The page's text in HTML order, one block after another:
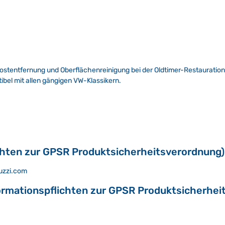
und Oberflächenreinigung bei der Oldtimer-
mit allen gängigen VW-Klassikern.
zur GPSR Produktsicherheitsverordnung)
zur GPSR